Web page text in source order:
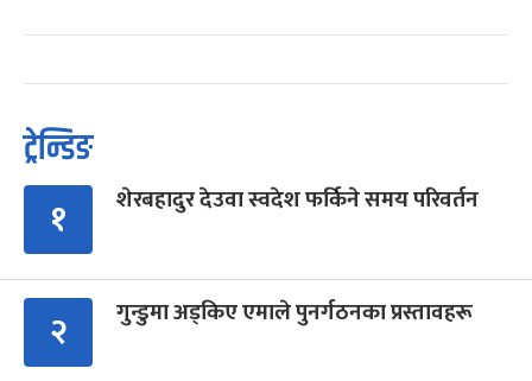
ट्रेन्डिङ
१ शेरबहादुर देउवा स्वदेश फर्किने समय परिवर्तन
२ गुन्डुमा अड्किए एमाले पुनर्गठनका प्रस्तावहरू